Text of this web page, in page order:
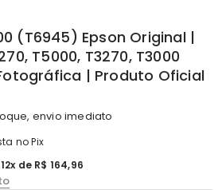
(T6945) Epson Original |
T5000, T3270, T3000
| Produto Oficial
envio imediato
no Pix
12x de R$ 164,96